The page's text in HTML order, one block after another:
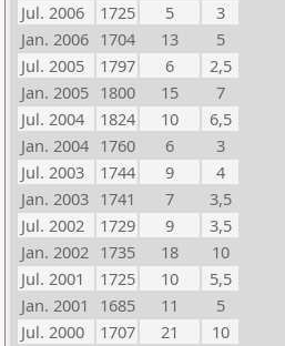
Jul. 2006
1725 5
3
Jan. 2006 1704 13
5
Jul. 2005
1797 6
2,5
Jan. 2005 1800 15
7
Jul. 2004
1824 10
6,5
Jan. 2004 1760 6
3
Jul. 2003
1744 9
4
Jan. 2003 1741 7
3,5
Jul. 2002
1729 9
3,5
Jan. 2002 1735 18
10
Jul. 2001
1725 10
5,5
Jan. 2001
1685 11
5
Jul. 2000
1707 21
10